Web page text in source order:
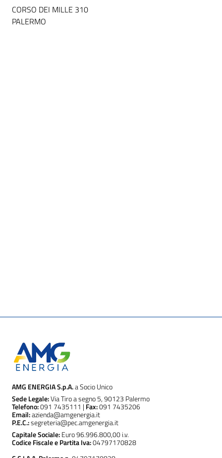
CORSO DEI MILLE 310
PALERMO
AMG ENERGIA S.p.A.a Socio Unico
Sede Legale:Via Tiro a segno 5, 90123 Palermo
Telefono:091 7435111 | Fax:091 7435206
Email:azienda@amgenergia.it
P.E.C.:segreteria@pec.amgenergia.it
Capitale Sociale:Euro 96.996.800,00 i.v.
Codice Fiscale e Partita Iva:04797170828